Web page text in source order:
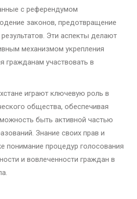
с референдумом
законов, предотвращение
Эти аспекты делают
механизмом укрепления
гражданам участвовать в
играют ключевую роль в
общества, обеспечивая
быть активной частью
Знание своих прав и
понимание процедур голосования
и вовлеченности граждан в